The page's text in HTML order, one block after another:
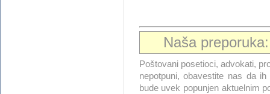
Naša
Poštovani posetioci, advokati,
nepotpuni, obavestite nas da
bude uvek popunjen aktuelnim